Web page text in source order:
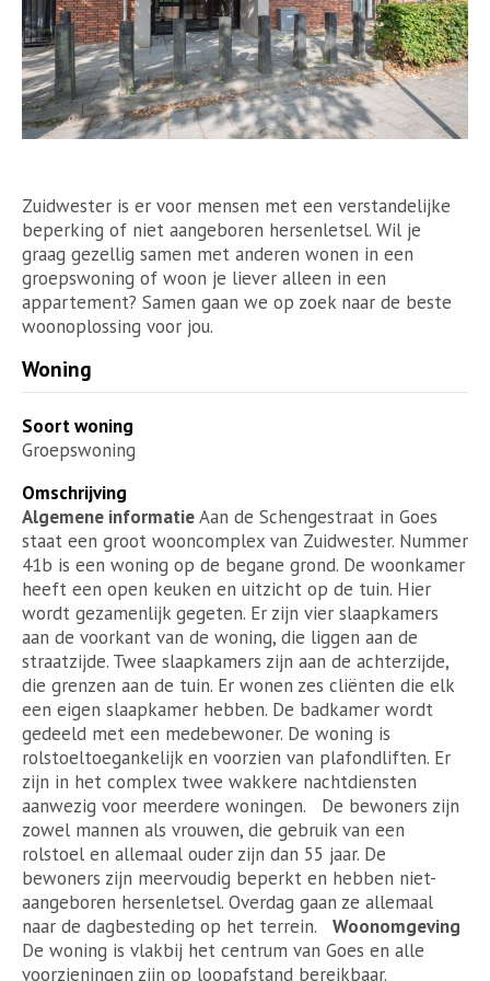
Zuidwester is er voor mensen met een verstandelijke
beperking of niet aangeboren hersenletsel. Wil je
graag gezellig samen met anderen wonen in een
groepswoning of woon je liever alleen in een
appartement? Samen gaan we op zoek naar de beste
woonoplossing voor jou.
Woning
Soort woning
Groepswoning
Omschrijving
Algemene informatieAan de Schengestraat in Goes
staat een groot wooncomplex van Zuidwester. Nummer
41b is een woning op de begane grond. De woonkamer
heeft een open keuken en uitzicht op de tuin. Hier
wordt gezamenlijk gegeten. Er zijn vier slaapkamers
aan de voorkant van de woning, die liggen aan de
straatzijde. Twee slaapkamers zijn aan de achterzijde,
die grenzen aan de tuin. Er wonen zes cliënten die elk
een eigen slaapkamer hebben. De badkamer wordt
gedeeld met een medebewoner. De woning is
rolstoeltoegankelijk en voorzien van plafondliften. Er
zijn in het complex twee wakkere nachtdiensten
aanwezig voor meerdere woningen. De bewoners zijn
zowel mannen als vrouwen, die gebruik van een
rolstoel en allemaal ouder zijn dan 55 jaar. De
bewoners zijn meervoudig beperkt en hebben niet-
aangeboren hersenletsel. Overdag gaan ze allemaal
naar de dagbesteding op het terrein. Woonomgeving
De woning is vlakbij het centrum van Goes en alle
voorzieningen zijn op loopafstand bereikbaar.